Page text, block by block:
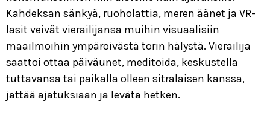
Kahdeksan sänkyä, ruoholattia, meren äänet ja VR-
lasit veivät vierailijansa muihin visuaalisiin
maailmoihin ympäröivästä torin hälystä. Vierailija
saattoi ottaa päiväunet, meditoida, keskustella
tuttavansa tai paikalla olleen sitralaisen kanssa,
jättää ajatuksiaan ja levätä hetken.